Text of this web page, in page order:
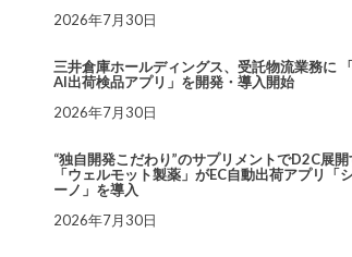
2026年7月30日
三井倉庫ホールディングス、受託物流業務に
AI出荷検品アプリ」を開発・導入開始
2026年7月30日
“独自開発こだわり”のサプリメントでD2C展開
「ウェルモット製薬」がEC自動出荷アプリ「
ーノ」を導入
2026年7月30日